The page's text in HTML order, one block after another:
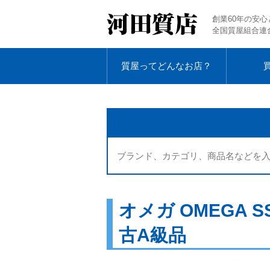
創業60年の安心
全国質屋組合連
質屋ってどんなお店？
オメガ OMEGA
古A級品